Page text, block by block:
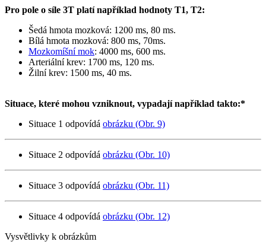
Pro pole o síle 3T platí například hodnoty T1, T2:
Šedá hmota mozková: 1200 ms, 80 ms.
Bílá hmota mozková: 800 ms, 70ms.
Mozkomíšní mok: 4000 ms, 600 ms.
Arteriální krev: 1700 ms, 120 ms.
Žilní krev: 1500 ms, 40 ms.
Situace, které mohou vzniknout, vypadají například takto:*
Situace 1 odpovídá obrázku (Obr. 9)
Situace 2 odpovídá obrázku (Obr. 10)
Situace 3 odpovídá obrázku (Obr. 11)
Situace 4 odpovídá obrázku (Obr. 12)
Vysvětlivky k obrázkům